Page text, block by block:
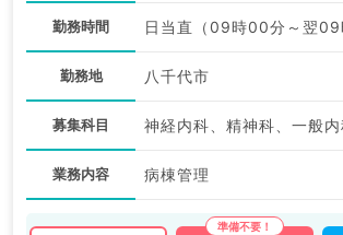
勤務時間
勤務地 八千代市
募集科目
業務内容 病棟管理